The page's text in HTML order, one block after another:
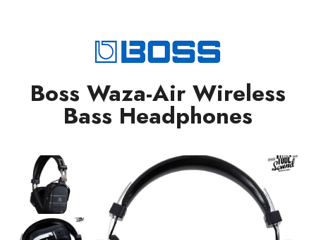
Boss Waza-Air Wireless
Bass Headphones